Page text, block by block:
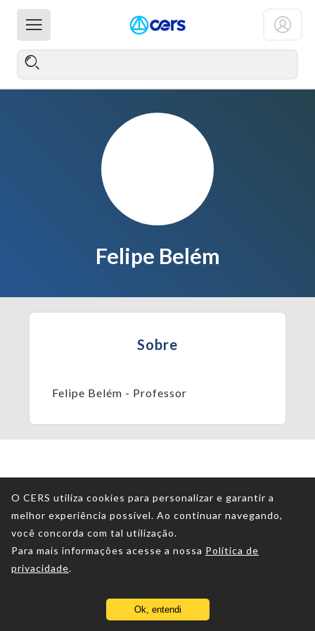
Felipe Belém
Sobre
Felipe Belém - Professor
O CERS utiliza cookies para personalizar e garantir a
melhor experiência possível. Ao continuar navegando,
você concorda com tal utilização.
Para mais informações acesse a nossa Política de
privacidade.
Ok, entendi